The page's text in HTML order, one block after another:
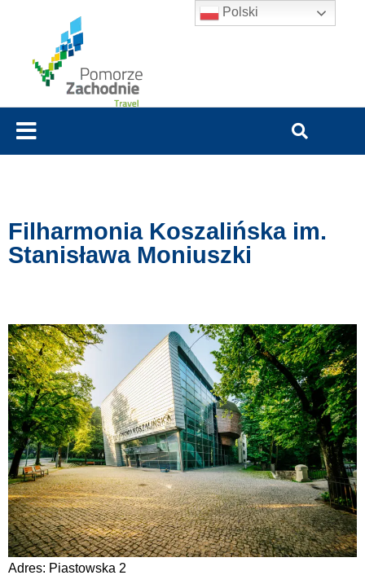
Filharmonia Koszalińska im.
Stanisława Moniuszki
Adres: Piastowska 2
Polski